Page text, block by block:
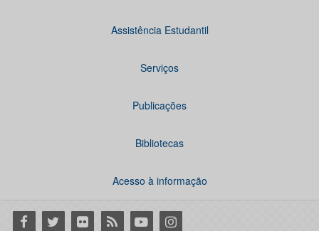
Assistência Estudantil
Serviços
Publicações
Bibliotecas
Acesso à informação
Facebook
Twitter Flickr RSS YoutubeInstagram